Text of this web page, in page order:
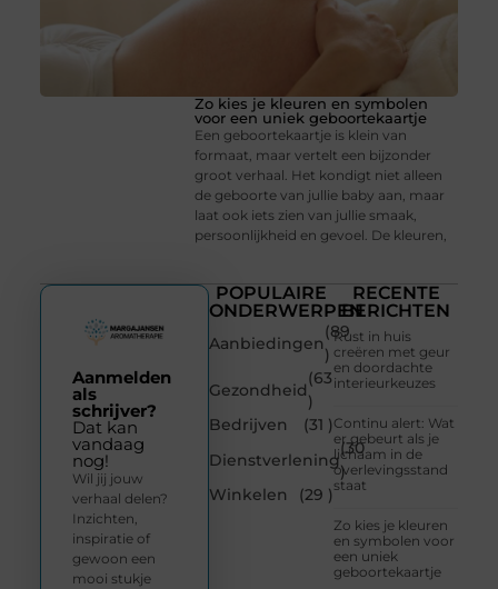
Zo kies je kleuren en symbolen
voor een uniek geboortekaartje
Een geboortekaartje is klein van
formaat, maar vertelt een bijzonder
groot verhaal. Het kondigt niet alleen
de geboorte van jullie baby aan, maar
laat ook iets zien van jullie smaak,
persoonlijkheid en gevoel. De kleuren,
POPULAIRE
ONDERWERPEN
Aanbiedingen
(89
)
Gezondheid
(63
)
Bedrijven
(31 )
Dienstverlening
(30
)
Winkelen
(29 )
RECENTE
BERICHTEN
Rust in huis
creëren met geur
en doordachte
interieurkeuzes
Continu alert: Wat
er gebeurt als je
lichaam in de
overlevingsstand
staat
Zo kies je kleuren
en symbolen voor
een uniek
geboortekaartje
Aanmelden
als
schrijver?
Dat kan
vandaag
nog!
Wil jij jouw
verhaal delen?
Inzichten,
inspiratie of
gewoon een
mooi stukje